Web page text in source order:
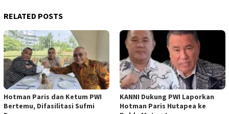
RELATED POSTS
Hotman Paris dan Ketum PWI
Bertemu, Difasilitasi Sufmi
KANNI Dukung PWI Laporkan
Hotman Paris Hutapea ke